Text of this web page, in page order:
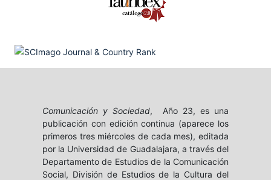
Comunicación y Sociedad, Año 23, es una
publicación con edición continua (aparece los
primeros tres miércoles de cada mes), editada
por la Universidad de Guadalajara, a través del
Departamento de Estudios de la Comunicación
Social, División de Estudios de la Cultura del